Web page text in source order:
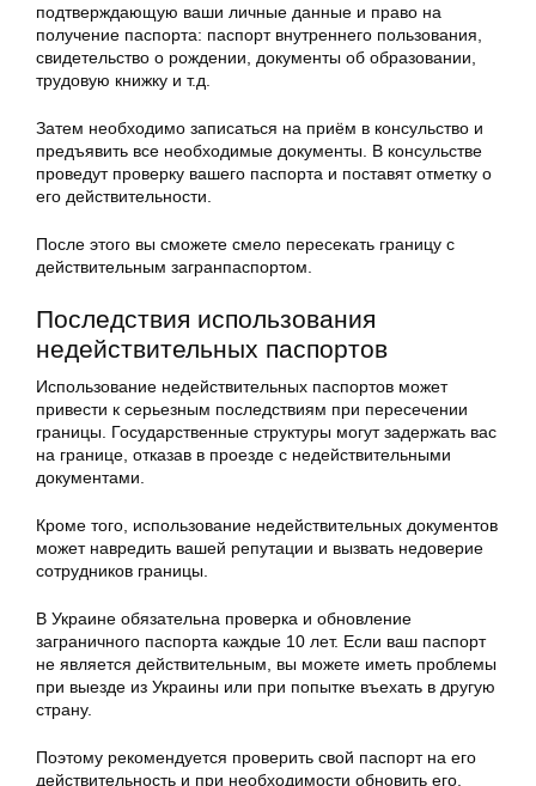
подтверждающую ваши личные данные и право на
получение паспорта: паспорт внутреннего пользования,
свидетельство о рождении, документы об образовании,
трудовую книжку и т.д.
Затем необходимо записаться на приём в консульство и
предъявить все необходимые документы. В консульстве
проведут проверку вашего паспорта и поставят отметку о
его действительности.
После этого вы сможете смело пересекать границу с
действительным загранпаспортом.
Последствия использования
недействительных паспортов
Использование недействительных паспортов может
привести к серьезным последствиям при пересечении
границы. Государственные структуры могут задержать вас
на границе, отказав в проезде с недействительными
документами.
Кроме того, использование недействительных документов
может навредить вашей репутации и вызвать недоверие
сотрудников границы.
В Украине обязательна проверка и обновление
заграничного паспорта каждые 10 лет. Если ваш паспорт
не является действительным, вы можете иметь проблемы
при выезде из Украины или при попытке въехать в другую
страну.
Поэтому рекомендуется проверить свой паспорт на его
действительность и при необходимости обновить его.